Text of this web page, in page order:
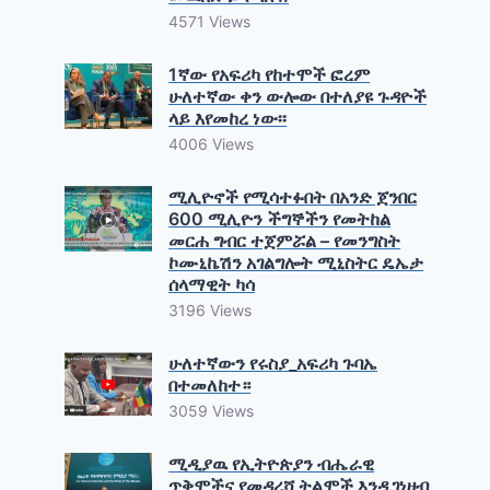
4571 Views
1ኛው የአፍሪካ የከተሞች ፎረም
ሁለተኛው ቀን ውሎው በተለያዩ ጉዳዮች
ላይ እየመከረ ነው፡፡
4006 Views
ሚሊዮኖች የሚሳተፉበት በአንድ ጀንበር
600 ሚሊዮን ችግኞችን የመትከል
መርሐ ግብር ተጀምሯል – የመንግስት
ኮሙኒኬሽን አገልግሎት ሚኒስትር ዴኤታ
ሰላማዊት ካሳ
3196 Views
ሁለተኛውን የሩስያ_አፍሪካ ጉባኤ
በተመለከተ።
3059 Views
ሚዲያዉ የኢትዮጵያን ብሔራዊ
ጥቅሞችና የመዳረሻ ትልሞች እንዲገነዘብ